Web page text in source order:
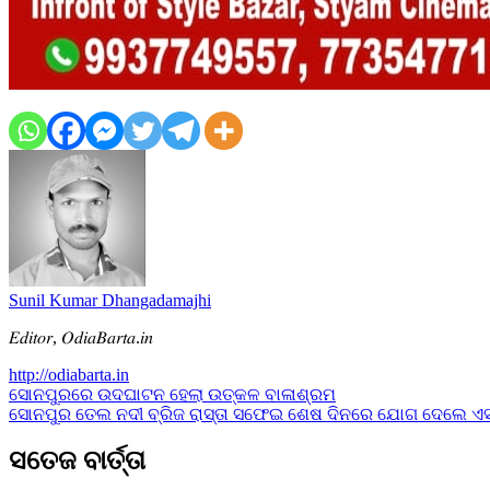
Sunil Kumar Dhangadamajhi
𝐸𝑑𝑖𝑡𝑜𝑟, 𝑂𝑑𝑖𝑎𝐵𝑎𝑟𝑡𝑎.𝑖𝑛
http://odiabarta.in
Post
navigation
ସୋନପୁରରେ ଉଦଘାଟନ ହେଲା ଉତ୍କଳ ବାଳାଶ୍ରମ
ସୋନପୁର ତେଲ ନଦୀ ବ୍ରିଜ ରାସ୍ତା ସଫେଇ ଶେଷ ଦିନରେ ଯୋଗ ଦେଲେ
ସତେଜ ବାର୍ତ୍ତା